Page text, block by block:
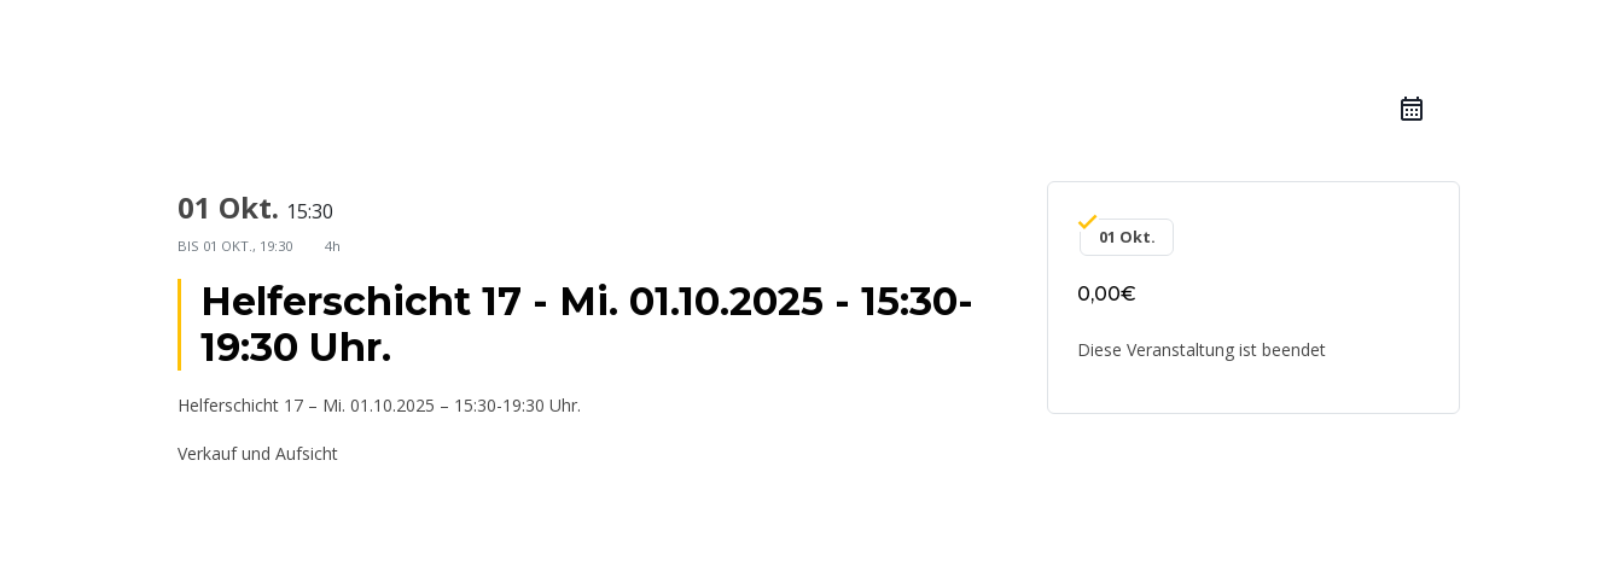
01 Okt. 15:30
BIS 01 OKT., 19:30 4h
Helferschicht 17 - Mi. 01.10.2025 - 15:30-
19:30 Uhr.
Helferschicht 17 – Mi. 01.10.2025 – 15:30-19:30 Uhr.
Verkauf und Aufsicht
01 Okt.
0,00€
Diese Veranstaltung ist beendet